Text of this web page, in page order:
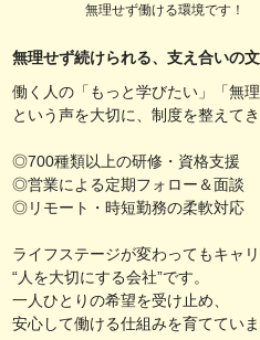
無理せず働ける環境です！
無理せず続けられる、支え合いの
働く人の「もっと学びたい」「無理
という声を大切に、制度を整えてき
◎700種類以上の研修・資格支援
◎営業による定期フォロー＆面談
◎リモート・時短勤務の柔軟対応
ライフステージが変わってもキャリ
“人を大切にする会社”です。
一人ひとりの希望を受け止め、
安心して働ける仕組みを育てていま